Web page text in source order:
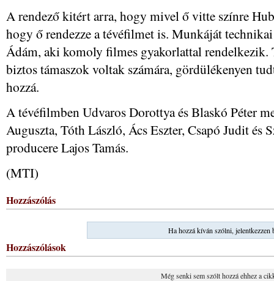
A rendező kitért arra, hogy mivel ő vitte színre
hogy ő rendezze a tévéfilmet is. Munkáját
Ádám, aki komoly filmes gyakorlattal rendelkezik.
biztos támaszok voltak számára, gördülékenyen
hozzá.
A tévéfilmben Udvaros Dorottya és Blaskó Péter
Auguszta, Tóth László, Ács Eszter, Csapó Judit és
producere Lajos Tamás.
(MTI)
Hozzászólás
Ha hozzá kíván szólni, jelentkezzen
Hozzászólások
Még senki sem szólt hozzá ehhez a